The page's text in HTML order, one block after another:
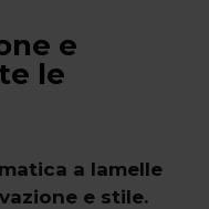
e
le
a lamelle
e stile.